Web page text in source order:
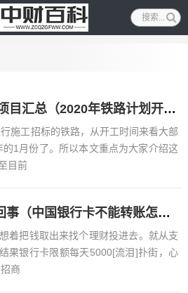
2023年计划开工铁路项目汇总（2020年铁路计划开工项目）
施工招标的铁路，从开工时间来看大部
1月份了。所以本文重点为大家介绍这
目前
银行卡不能转账怎么回事（中国银行卡不能转账怎么回事）
着把钱取出来找个理财投进去。就从支
果银行卡限额每天5000[流泪]扑街，心
商